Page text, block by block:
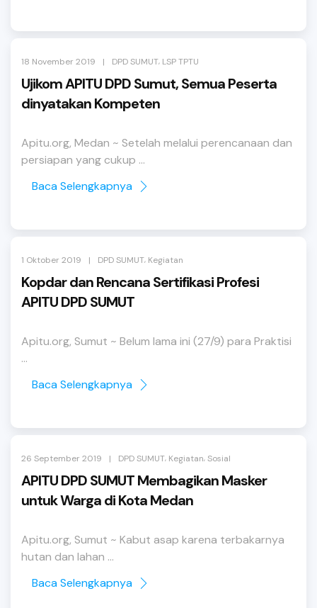
18 November 2019 | DPD SUMUT, LSP TPTU
Ujikom APITU DPD Sumut, Semua Peserta
dinyatakan Kompeten
Apitu.org, Medan ~ Setelah melalui perencanaan dan
persiapan yang cukup ...
Baca Selengkapnya
1 Oktober 2019 | DPD SUMUT, Kegiatan
Kopdar dan Rencana Sertifikasi Profesi
APITU DPD SUMUT
Apitu.org, Sumut ~ Belum lama ini (27/9) para Praktisi
...
Baca Selengkapnya
26 September 2019 | DPD SUMUT, Kegiatan,Sosial
APITU DPD SUMUT Membagikan Masker
untuk Warga di Kota Medan
Apitu.org, Sumut ~ Kabut asap karena terbakarnya
hutan dan lahan ...
Baca Selengkapnya